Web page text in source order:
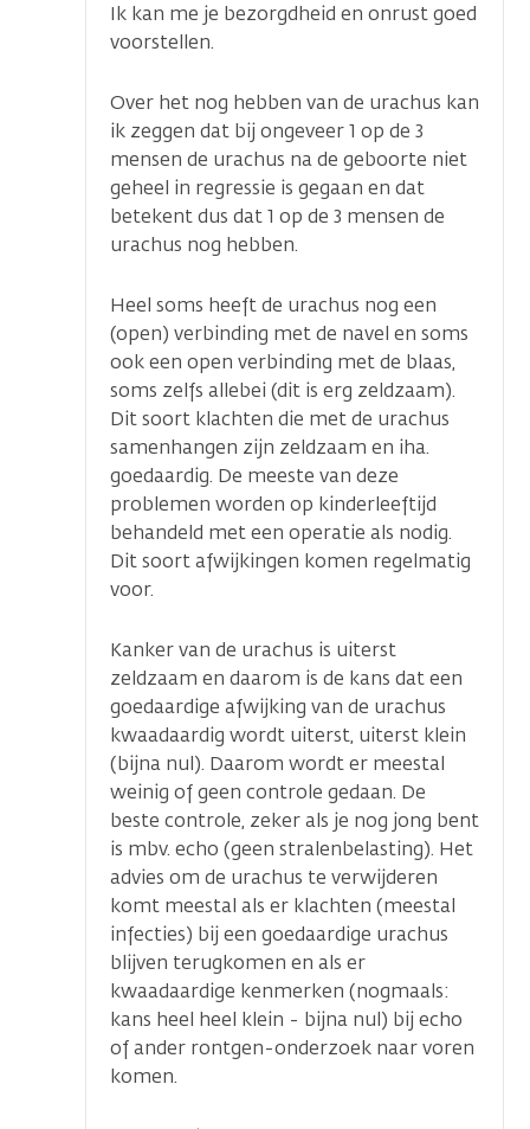
Ik kan me je bezorgdheid en onrust goed
voorstellen.
Over het nog hebben van de urachus kan
ik zeggen dat bij ongeveer 1 op de 3
mensen de urachus na de geboorte niet
geheel in regressie is gegaan en dat
betekent dus dat 1 op de 3 mensen de
urachus nog hebben.
Heel soms heeft de urachus nog een
(open) verbinding met de navel en soms
ook een open verbinding met de blaas,
soms zelfs allebei (dit is erg zeldzaam).
Dit soort klachten die met de urachus
samenhangen zijn zeldzaam en iha.
goedaardig. De meeste van deze
problemen worden op kinderleeftijd
behandeld met een operatie als nodig.
Dit soort afwijkingen komen regelmatig
voor.
Kanker van de urachus is uiterst
zeldzaam en daarom is de kans dat een
goedaardige afwijking van de urachus
kwaadaardig wordt uiterst, uiterst klein
(bijna nul). Daarom wordt er meestal
weinig of geen controle gedaan. De
beste controle, zeker als je nog jong bent
is mbv. echo (geen stralenbelasting). Het
advies om de urachus te verwijderen
komt meestal als er klachten (meestal
infecties) bij een goedaardige urachus
blijven terugkomen en als er
kwaadaardige kenmerken (nogmaals:
kans heel heel klein - bijna nul) bij echo
of ander rontgen-onderzoek naar voren
komen.